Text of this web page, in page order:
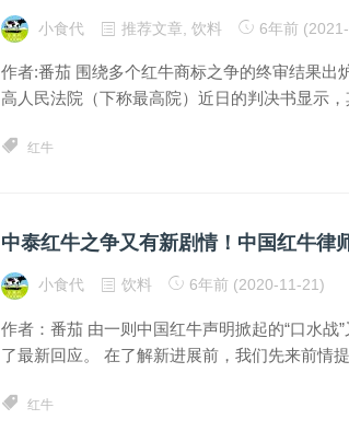
小食代 推荐文章 饮料 6年前
作者:番茄 围绕多个红牛商标之争的终审结果出
高人民法院（下称最高院）近日的判决书显示，
红牛
中泰红牛之争又有新剧情！中国红牛律
小食代 饮料 6年前 (2020-11-21)
作者：番茄 由一则中国红牛声明掀起的“口水战
了最新回应。 在了解新进展前，我们先来前情
红牛